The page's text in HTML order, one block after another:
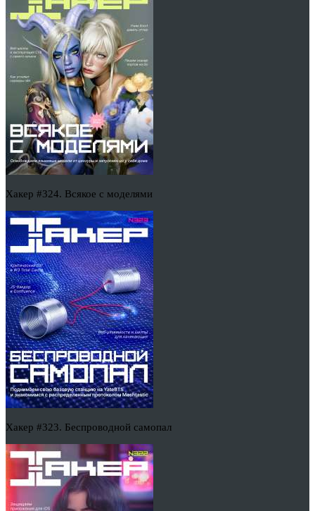
Хакер #324. Всякое с моделями
Хакер #323. Беспроводной самопал